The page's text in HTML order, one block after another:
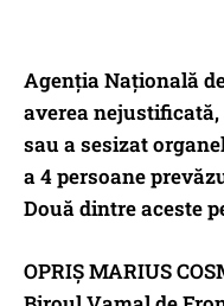
Agenția Națională
averea
sau a sesizat
a 4 persoane
Două dintre aceste
OPRIȘ MARIUS